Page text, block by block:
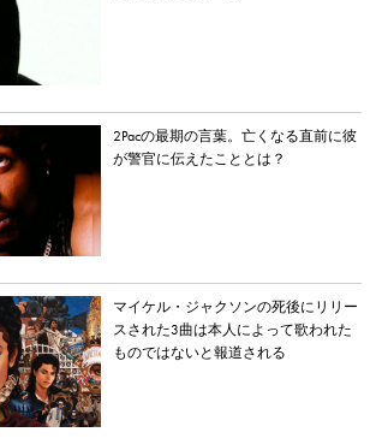
2Pacの最期の言葉。亡くなる直前に彼
が警官に伝えたこととは？
マイケル・ジャクソンの死後にリリー
スされた3曲は本人によって歌われた
ものではないと報道される